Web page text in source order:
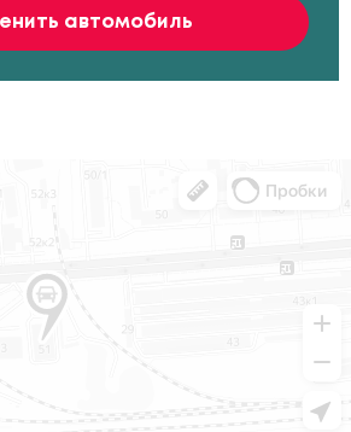
автомобиль